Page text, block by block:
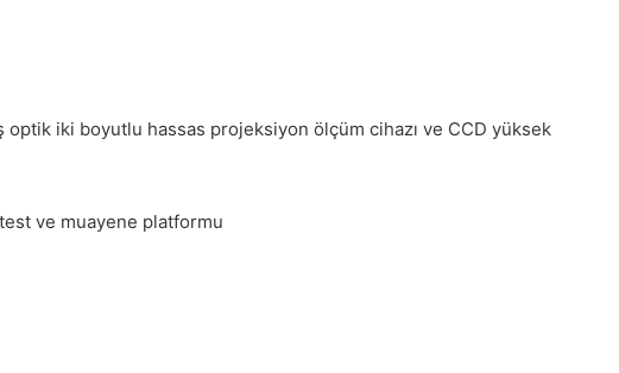
optik iki boyutlu hassas projeksiyon ölçüm cihazı ve CCD yüksek
ve muayene platformu